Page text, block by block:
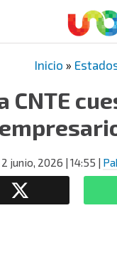
Inicio »
CNTE
2 junio, 2026 | 14:55 |